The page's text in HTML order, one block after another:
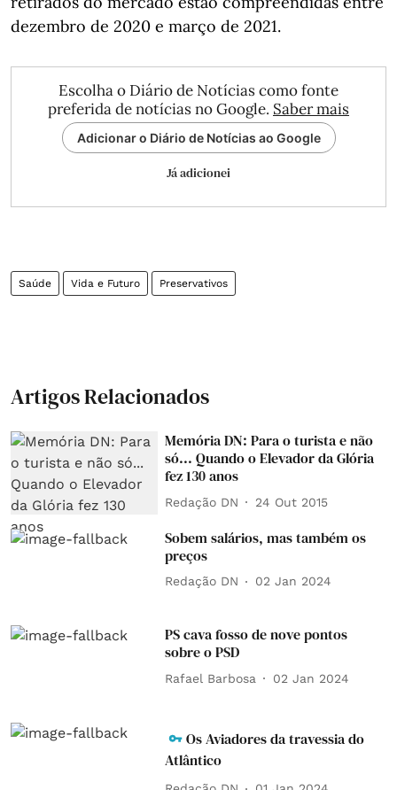
dezembro de 2020 e março de 2021.
Escolha o Diário de Notícias como fonte
preferida de notícias no Google. Saber mais
Adicionar o Diário de Notícias ao Google
Já adicionei
Saúde Vida e Futuro Preservativos
Artigos Relacionados
Memória DN: Para o turista e não
só... Quando o Elevador da Glória
fez 130 anos
Redação DN 24 Out 2015
Sobem salários, mas também os
preços
Redação DN 02 Jan 2024
PS cava fosso de nove pontos
sobre o PSD
Rafael Barbosa 02 Jan 2024
Os Aviadores da travessia do
Atlântico